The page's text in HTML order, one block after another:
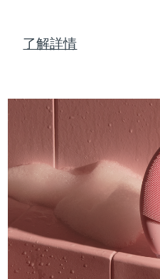
了解詳情
PEACH™
Cooling IPL
ESPADA™
All acne
眼部護膚
Advanced
眼部護理設
All
KIWI™
Blackhead
KIWI™ 皮
Advanced
FLIP™
LED light
LUNA™
For healthy
牙齒美白
issa™
Dual LED +
issa™
更多的
護膚品
匈牙利
印尼
愛爾蘭
曼島
義大利